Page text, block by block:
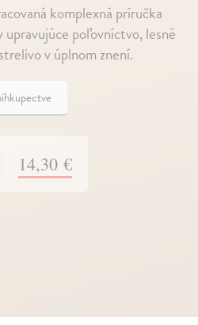
komplexná príručka
poľovníctvo, lesné
v úplnom znení.
14,30 €